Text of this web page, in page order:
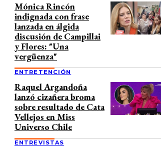
Mónica Rincón
indignada con frase
lanzada en álgida
discusión de Campillai
y Flores: "Una
vergüenza"
ENTRETENCIÓN
Raquel Argandoña
lanzó cizañera broma
sobre resultado de Cata
Vellejos en Miss
Universo Chile
ENTREVISTAS